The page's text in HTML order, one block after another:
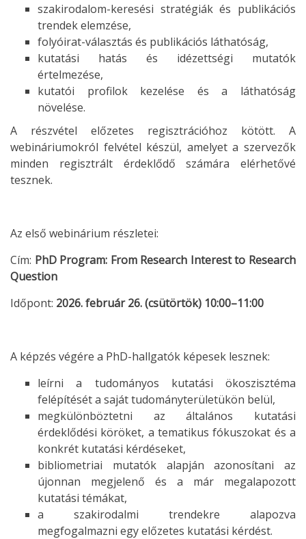
szakirodalom-keresési stratégiák és publikációs
trendek elemzése,
folyóirat-választás és publikációs láthatóság,
kutatási hatás és idézettségi mutatók
értelmezése,
kutatói profilok kezelése és a láthatóság
növelése.
A részvétel előzetes regisztrációhoz kötött. A
webináriumokról felvétel készül, amelyet a szervezők
minden regisztrált érdeklődő számára elérhetővé
tesznek.
Az első webinárium részletei:
Cím: PhD Program: From Research Interest to Research
Question
Időpont: 2026. február 26. (csütörtök) 10:00–11:00
A képzés végére a PhD-hallgatók képesek lesznek:
leírni a tudományos kutatási ökoszisztéma
felépítését a saját tudományterületükön belül,
megkülönböztetni az általános kutatási
érdeklődési köröket, a tematikus fókuszokat és a
konkrét kutatási kérdéseket,
bibliometriai mutatók alapján azonosítani az
újonnan megjelenő és a már megalapozott
kutatási témákat,
a szakirodalmi trendekre alapozva
megfogalmazni egy előzetes kutatási kérdést.